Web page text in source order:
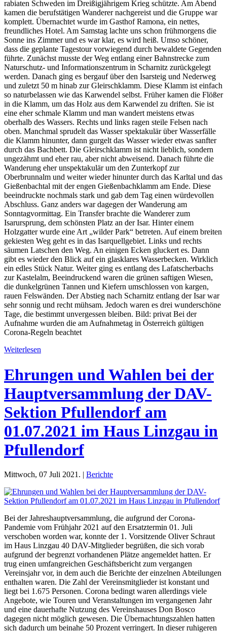
rabiaten Schweden im Dreißigjährigem Krieg schützte. Am Abend
kamen die berufstätigen Wanderer nachgereist und die Gruppe war
komplett. Übernachtet wurde im Gasthof Ramona, ein nettes,
freundliches Hotel. Am Samstag lachte uns schon frühmorgens die
Sonne ins Zimmer und es war klar, es wird heiß. Umso schöner,
dass die geplante Tagestour vorwiegend durch bewaldete Gegenden
führte. Zunächst musste der Weg entlang einer Bahnstrecke zum
Naturschutz- und Informationszentrum in Scharnitz zurückgelegt
werden. Danach ging es bergauf über den Isarsteig und Nederweg
und zuletzt 50 m hinab zur Gleirschklamm. Diese Klamm ist einfach
so naturbelassen wie das Karwendel selbst. Früher kamen die Flößer
in die Klamm, um das Holz aus dem Karwendel zu driften. Sie ist
eine eher schmale Klamm und man wandert meistens etwas
oberhalb des Wassers. Rechts und links ragen steile Felsen nach
oben. Manchmal sprudelt das Wasser spektakulär über Wasserfälle
die Klamm hinunter, dann gurgelt das Wasser wieder etwas sanfter
durch das Bachbett. Die Gleirschklamm ist nicht lieblich, sondern
ungezähmt und eher rau, aber nicht abweisend. Danach führte die
Wanderung eher unspektakulär um den Zunterkopf zur
Oberbrunnalm und weiter wieder hinunter durch das Karltal und das
Gießenbachtal mit der engen Gießenbachklamm am Ende. Diese
beeindruckte nochmals stark und gab dem Tag einen würdevollen
Abschluss. Ganz anders war dagegen der Wanderung am
Sonntagvormittag. Ein Transfer brachte die Wanderer zum
Isarursprung, dem schönsten Platz an der Isar. Hinter einem
Holzgatter wurde eine Art „wilder Park“ betreten. Auf einem breiten
gekiesten Weg geht es in das Isarquellgebiet. Links und rechts
säumen Latschen den Weg. An einigen Ecken gluckert es. Dann
gibt es wieder den Blick auf ein glasklares Wasserbecken. Wirklich
ein edles Stück Natur. Weiter ging es entlang des Lafatscherbachs
zur Kastelalm, Beeindruckend waren die grünen saftigen Wiesen,
die dunkelgrünen Tannen und Kiefern umschlossen von kargen,
rauen Felswänden. Der Abstieg nach Scharnitz entlang der Isar war
sehr sonnig und recht mühsam. Jedoch waren es drei wunderschöne
Tage, die bestimmt unvergessen bleiben. Bild: privat Bei der
Aufnahme wurden die am Aufnahmetag in Österreich gültigen
Corona-Regeln beachtet
Weiterlesen
Ehrungen und Wahlen bei der
Hauptversammlung der DAV-
Sektion Pfullendorf am
01.07.2021 im Haus Linzgau in
Pfullendorf
Mittwoch, 07 Juli 2021. | Berichte
Bei der Jahreshauptversammlung, die aufgrund der Corona-
Pandemie vom Frühjahr 2021 auf den Ersatztermin 01. Juli
verschoben worden war, konnte der 1. Vorsitzende Oliver Schraut
im Haus Linzgau 40 DAV-Mitglieder begrüßen, die sich vorab
aufgrund der begrenzt vorhandenen Plätze angemeldet hatten. Er
trug einen umfangreichen Geschäftsbericht zum vergangen
Vereinsjahr vor, in dem auch die Berichte der einzelnen Abteilungen
enthalten waren. Die Zahl der Vereinsmitglieder ist konstant und
liegt bei 1.675 Personen. Corona bedingt waren allerdings viele
Angebote, wie Touren und Veranstaltungen im vergangenen Jahr
und eine dauerhafte Nutzung des Vereinshauses Don Bosco
dagegen nicht möglich gewesen. Die Übernachtungszahlen hatten
sich dadurch um beinahe 50 Prozent verringert. In dieser ruhigeren